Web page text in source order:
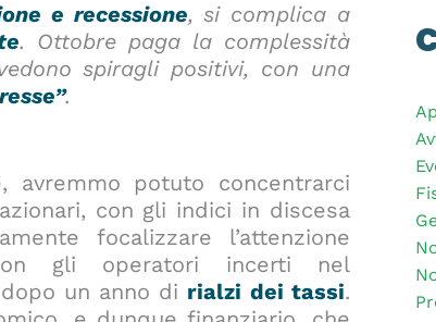
e recessione, si complica a
. Ottobre paga la complessità
spiragli positivi, con una
.
potuto concentrarci
con gli indici in discesa
focalizzare l’attenzione
gli operatori incerti nel
un anno di rialzi dei tassi.